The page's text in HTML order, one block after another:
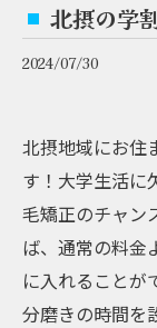
北摂の学
2024/07/30
北摂地域にお住
す！大学生活に
毛矯正のチャン
ば、通常の料金
に入れることが
分磨きの時間を